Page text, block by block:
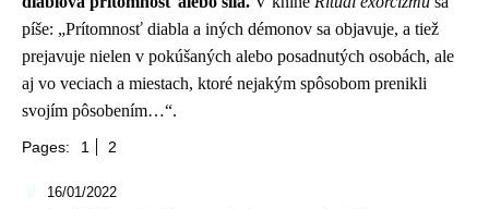
píše: „Prítomnosť diabla a iných démonov sa objavuje, a tiež
prejavuje nielen v pokúšaných alebo posadnutých osobách, ale
aj vo veciach a miestach, ktoré nejakým spôsobom prenikli
svojím pôsobením…“.
Pages: 1 2
16/01/2022